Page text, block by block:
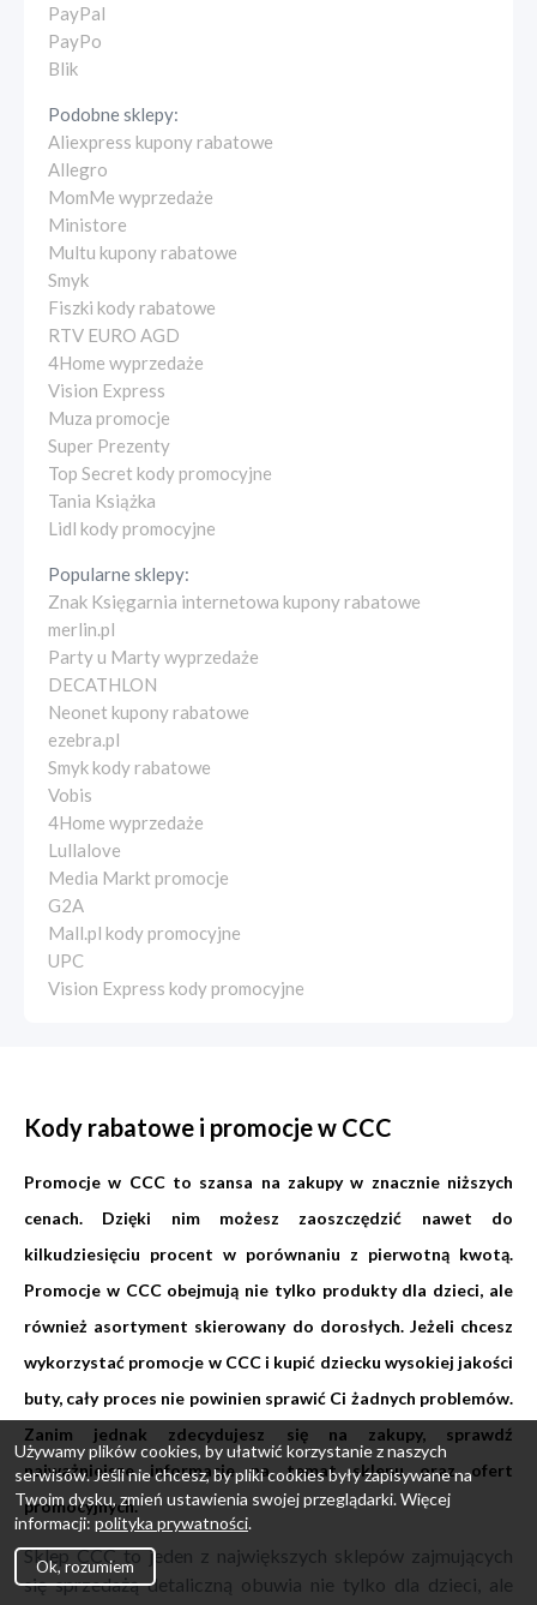
PayPal
PayPo
Blik
Podobne sklepy:
Aliexpress kupony rabatowe
Allegro
MomMe wyprzedaże
Ministore
Multu kupony rabatowe
Smyk
Fiszki kody rabatowe
RTV EURO AGD
4Home wyprzedaże
Vision Express
Muza promocje
Super Prezenty
Top Secret kody promocyjne
Tania Książka
Lidl kody promocyjne
Popularne sklepy:
Znak Księgarnia internetowa kupony rabatowe
merlin.pl
Party u Marty wyprzedaże
DECATHLON
Neonet kupony rabatowe
ezebra.pl
Smyk kody rabatowe
Vobis
4Home wyprzedaże
Lullalove
Media Markt promocje
G2A
Mall.pl kody promocyjne
UPC
Vision Express kody promocyjne
Kody rabatowe i promocje w CCC
Promocje w CCC to szansa na zakupy w znacznie niższych
cenach. Dzięki nim możesz zaoszczędzić nawet do
kilkudziesięciu procent w porównaniu z pierwotną kwotą.
Promocje w CCC obejmują nie tylko produkty dla dzieci, ale
również asortyment skierowany do dorosłych. Jeżeli chcesz
wykorzystać promocje w CCC i kupić dziecku wysokiej jakości
buty, cały proces nie powinien sprawić Ci żadnych problemów.
Zanim jednak zdecydujesz się na zakupy, sprawdź
najważniejsze informacje na temat sklepu oraz ofert
promocyjnych.
Sklep CCC to jeden z największych sklepów zajmujących
się sprzedażą detaliczną obuwia nie tylko dla dzieci, ale
Używamy plików cookies, by ułatwić korzystanie z naszych
serwisów. Jeśli nie chcesz, by pliki cookies były zapisywane na
Twoim dysku, zmień ustawienia swojej przeglądarki. Więcej
informacji: polityka prywatności.
Ok, rozumiem